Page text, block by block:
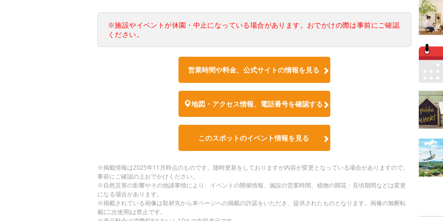
※施設やイベントが休園・中止になっている場合があります。おでかけの際は事前にご確認
ください。
営業時間や料金、公式サイトの情報を見る
地図・アクセス情報、電話番号を確認する
このスポットのイベント情報を見る
※掲載情報は2025年11月時点のものです。随時更新をしておりますが内容が変更となっている場合がありますので、
事前にご確認の上おでかけください。
※自然災害の影響やその他諸事情により、イベントの開催情報、施設の営業時間、植物の開花・見頃期間などは変更
になる場合があります。
※掲載されている画像は取材先から本ページへの掲載の許諾をいただき、提供されたものとなります。画像の無断転
載(二次使用)は禁止です。